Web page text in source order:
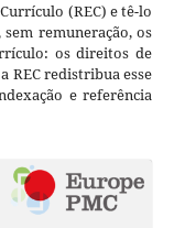
(REC) e tê-lo
remuneração, os
os direitos de
REC redistribua esse
e referência